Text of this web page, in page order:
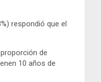
respondió que el
de
10 años de